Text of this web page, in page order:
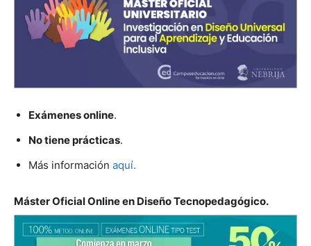
Exámenes online.
No tiene prácticas.
Más información aquí.
Máster Oficial Online en Diseño Tecnopedagógico.